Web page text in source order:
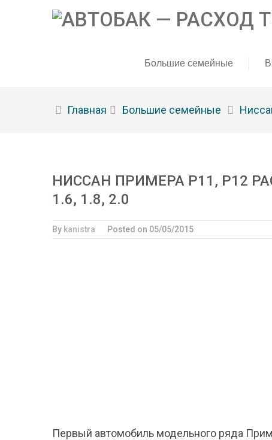
Большие семейные
Главная Большие семейные
НИССАН ПРИМЕРА Р11, Р12
1.6, 1.8, 2.0
By kanistra Posted on 05/05/2015
Первый автомобиль модельного ряда